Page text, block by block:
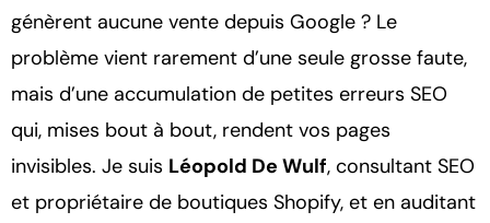
génèrent aucune vente depuis Google ? Le
problème vient rarement d’une seule grosse faute,
mais d’une accumulation de petites erreurs SEO
qui, mises bout à bout, rendent vos pages
invisibles. Je suis Léopold De Wulf, consultant SEO
et propriétaire de boutiques Shopify, et en auditant